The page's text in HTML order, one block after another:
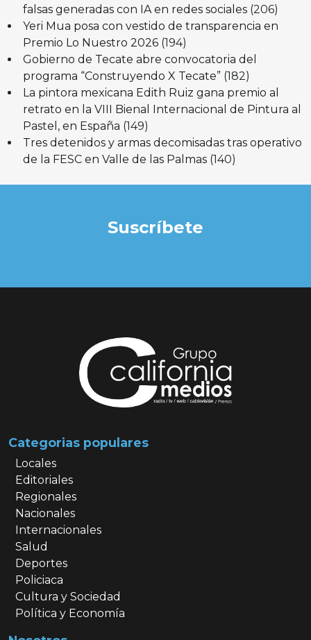
falsas generadas con IA en redes sociales (206)
Yeri Mua posa con vestido de transparencia en
Premio Lo Nuestro 2026 (194)
Gobierno de Tecate abre convocatoria del
programa “Construyendo X Tecate” (182)
La pintora mexicana Edith Ruiz gana premio al
retrato en la VIII Bienal Internacional de Pintura al
Pastel, en España (149)
Tres detenidos y armas decomisadas tras operativo
de la FESC en Valle de las Palmas (140)
Suscríbete
Categorias populares
Locales
Editoriales
Regionales
Nacionales
Internacionales
Salud
Deportes
Policiaca
Cultura y Sociedad
Política y Economía